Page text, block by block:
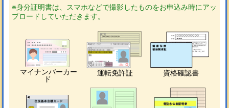
※身分証明書は、スマホなどで撮影したものをお申込み時にアッ
プロードしていただきます。
マイナンバーカー
ド
運転免許証 資格確認書